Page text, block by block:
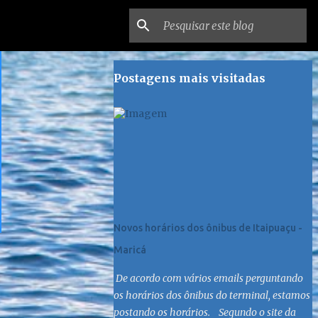
Postagens mais visitadas
Novos horários dos ônibus de Itaipuaçu -
Maricá
De acordo com vários emails perguntando
os horários dos ônibus do terminal, estamos
postando os horários. Segundo o site da